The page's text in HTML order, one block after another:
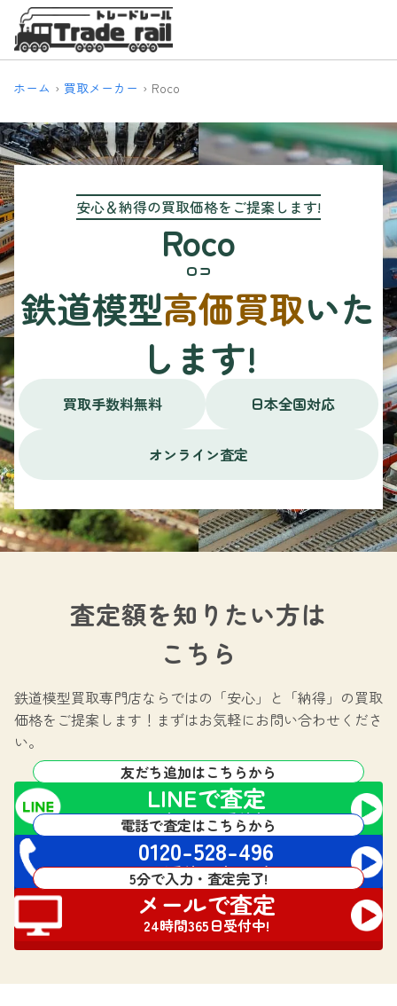
ホーム 買取メーカー Roco
安心＆納得の買取価格をご提案します!
Roco
ロコ
鉄道模型高価買取いた
します!
買取手数料無料 日本全国対応
オンライン査定
査定額を知りたい方は
こちら
鉄道模型買取専門店ならではの 「安心」と「納得」の買取
価格をご提案します！ まずはお気軽にお問い合わせくださ
い。
友だち追加はこちらから
LINEで査定
24時間365日受付中!
電話で査定はこちらから
0120-528-496
電話受付 24時間対応
5分で入力・査定完了!
メールで査定
24時間365日受付中!